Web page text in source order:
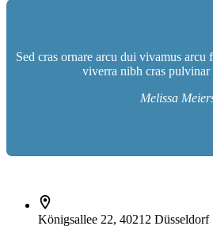
Sed cras ornare arcu dui vivamus arcu
viverra nibh cras pulvinar
Melissa
Königsallee 22, 40212 Düsseldorf